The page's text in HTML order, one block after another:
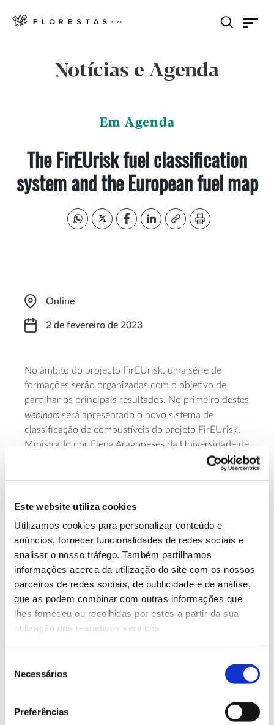
Este website utiliza cookies
Utilizamos cookies para personalizar conteúdo e
anúncios, fornecer funcionalidades de redes sociais e
analisar o nosso tráfego. Também partilhamos
informações acerca da utilização do site com os nossos
parceiros de redes sociais, de publicidade e de análise,
que as podem combinar com outras informações que
lhes forneceu ou recolhidas por estes a partir da sua
utilização dos respetivos serviços.
Necessários
Preferências
Notícias e Agenda
Em Agenda
The FirEUrisk fuel classification
system and the European fuel map
Online
2 de fevereiro de 2023
No âmbito do projecto FirEUrisk, uma série de
formações serão organizadas com o objetivo de
partilhar os principais resultados. No primeiro destes
webinars será apresentado o novo sistema de
classificação de combustíveis do projeto FirEUrisk.
Ministrado por Elena Aragoneses da Universidade de
Alcalá, Espanha, destina-se a estudantes de pós-
graduação e doutoramento, investigadores e todos
florestais. Conheça aqui a programação
(hora de Lisboa). Para participar,
de janeiro de 2023.
Saiba mais sobre este webinar.
13.07.2026
Genoma do priolo e de outras espécies em risco: